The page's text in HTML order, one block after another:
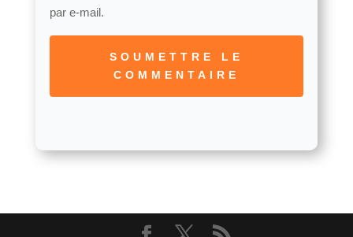
par e-mail.
SOUMETTRE LE
COMMENTAIRE